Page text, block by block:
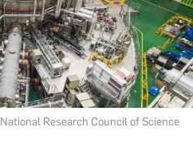
National Research Council of Science